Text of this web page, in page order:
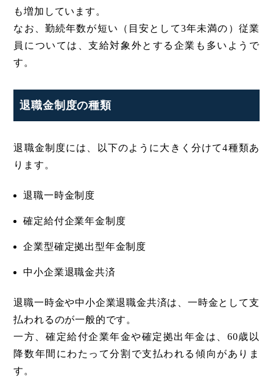
も増加しています。
なお、勤続年数が短い（目安として3年未満の）従業
員については、支給対象外とする企業も多いようで
す。
退職金制度の種類
退職金制度には、以下のように大きく分けて4種類あ
ります。
退職一時金制度
確定給付企業年金制度
企業型確定拠出型年金制度
中小企業退職金共済
退職一時金や中小企業退職金共済は、一時金として支
払われるのが一般的です。
一方、確定給付企業年金や確定拠出年金は、60歳以
降数年間にわたって分割で支払われる傾向がありま
す。